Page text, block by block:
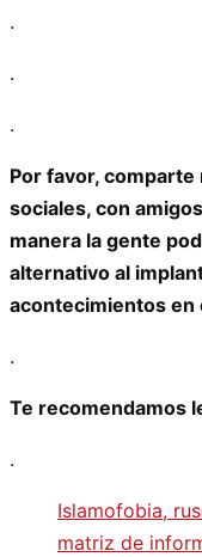
.
.
.
Por favor,
sociales, con
manera la gente
alternativo al
acontecimientos en
.
Te recomendamos
.
Islamofobia,
matriz de